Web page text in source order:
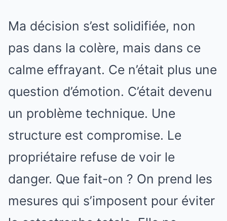
Ma décision s’est solidifiée, non
pas dans la colère, mais dans ce
calme effrayant. Ce n’était plus une
question d’émotion. C’était devenu
un problème technique. Une
structure est compromise. Le
propriétaire refuse de voir le
danger. Que fait-on ? On prend les
mesures qui s’imposent pour éviter